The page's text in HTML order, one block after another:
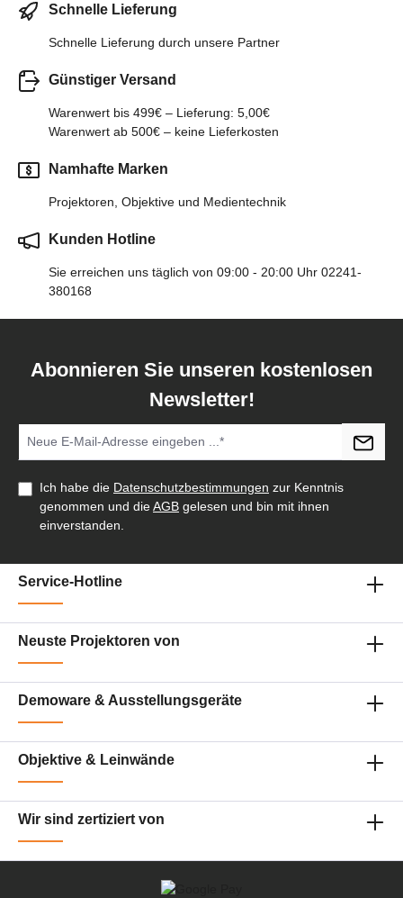
Schnelle Lieferung
Schnelle Lieferung durch unsere Partner
Günstiger Versand
Warenwert bis 499€ – Lieferung: 5,00€
Warenwert ab 500€ – keine Lieferkosten
Namhafte Marken
Projektoren, Objektive und Medientechnik
Kunden Hotline
Sie erreichen uns täglich von 09:00 - 20:00 Uhr 02241-
380168
Abonnieren Sie unseren kostenlosen
Newsletter!
Ich habe die Datenschutzbestimmungen zur Kenntnis
genommen und dieAGB gelesen und bin mit ihnen
einverstanden.
Service-Hotline
Neuste Projektoren von
Demoware & Ausstellungsgeräte
Objektive & Leinwände
Wir sind zertiziert von